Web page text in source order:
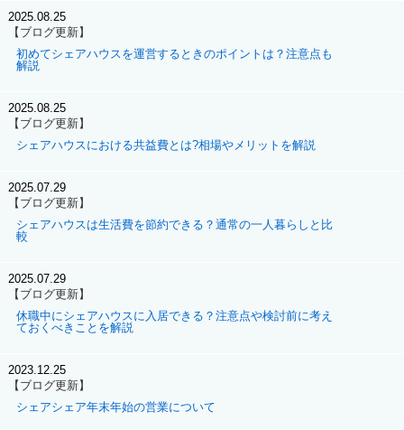
2025.08.25
【ブログ更新】
初めてシェアハウスを運営するときのポイントは？注意点も
解説
2025.08.25
【ブログ更新】
シェアハウスにおける共益費とは?相場やメリットを解説
2025.07.29
【ブログ更新】
シェアハウスは生活費を節約できる？通常の一人暮らしと比
較
2025.07.29
【ブログ更新】
休職中にシェアハウスに入居できる？注意点や検討前に考え
ておくべきことを解説
2023.12.25
【ブログ更新】
シェアシェア年末年始の営業について